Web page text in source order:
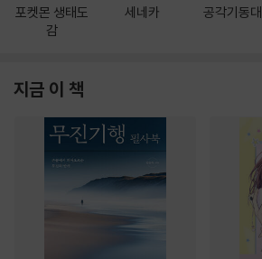
포켓몬 생태도
감
세네카 공각기동대
지금 이 책